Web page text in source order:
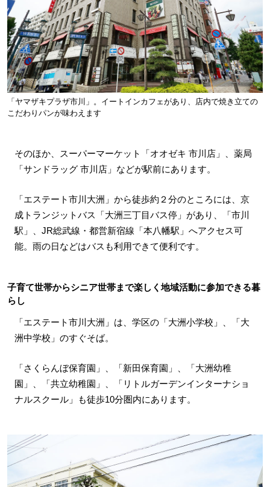
「ヤマザキプラザ市川」。イートインカフェがあり、店内で焼き立ての
こだわりパンが味わえます
そのほか、スーパーマーケット「オオゼキ 市川店」、薬局
「サンドラッグ 市川店」などが駅前にあります。
「エステート市川大洲」から徒歩約２分のところには、京
成トランジットバス「大洲三丁目バス停」があり、「市川
駅」、JR総武線・都営新宿線「本八幡駅」へアクセス可
能。雨の日などはバスも利用できて便利です。
子育て世帯からシニア世帯まで楽しく地域活動に参加できる暮
らし
「エステート市川大洲」は、学区の「大洲小学校」、「大
洲中学校」のすぐそば。
「さくらんぼ保育園」、「新田保育園」、「大洲幼稚
園」、「共立幼稚園」、「リトルガーデンインターナショ
ナルスクール」も徒歩10分圏内にあります。